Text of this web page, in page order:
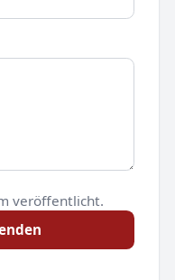
veröffentlicht.